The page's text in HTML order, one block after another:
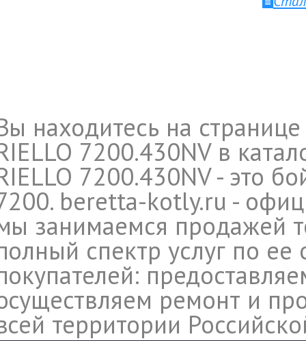
находитесь на
7200.430NV в
7200.430NV - это
beretta-kotly.ru -
занимаемся продажей
спектр услуг по
ремонт и
территории